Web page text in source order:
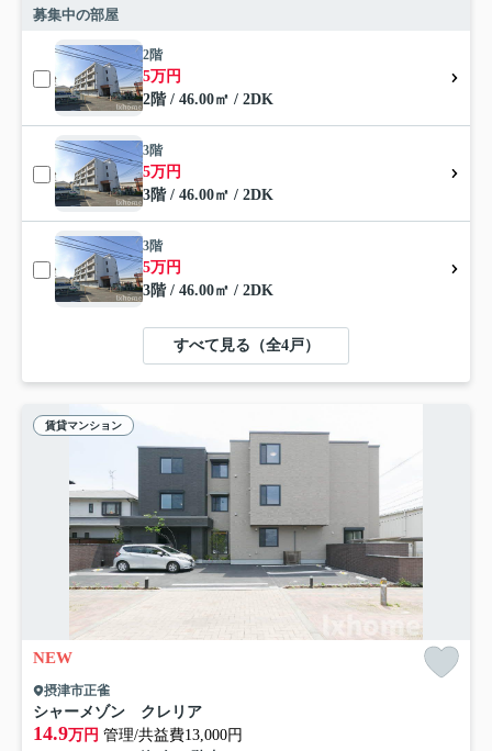
募集中の部屋
2階
5万円
2階 / 46.00㎡ / 2DK
3階
5万円
3階 / 46.00㎡ / 2DK
3階
5万円
3階 / 46.00㎡ / 2DK
すべて見る（全4戸）
賃貸マンション
NEW
摂津市正雀
シャーメゾン クレリア
14.9万円 管理/共益費13,000円